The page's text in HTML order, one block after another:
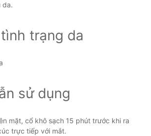
da.
trạng da
sử dụng
mặt, cổ khô sạch 15 phút trước khi ra
trực tiếp với mắt.